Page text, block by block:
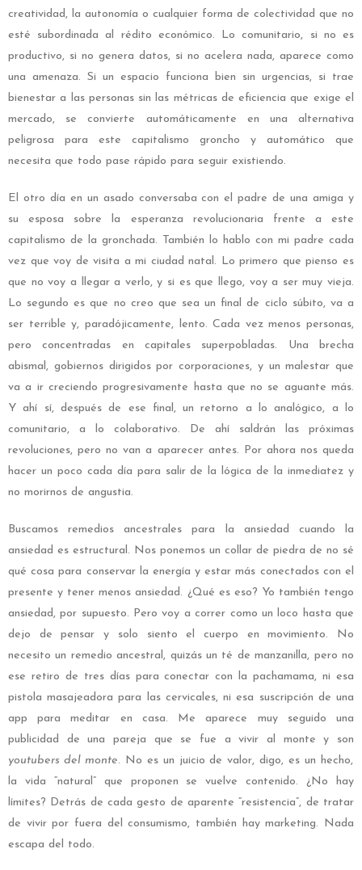
creatividad, la autonomía o cualquier forma de colectividad que no
esté subordinada al rédito económico. Lo comunitario, si no es
productivo, si no genera datos, si no acelera nada, aparece como
una amenaza. Si un espacio funciona bien sin urgencias, si trae
bienestar a las personas sin las métricas de eficiencia que exige el
mercado, se convierte automáticamente en una alternativa
peligrosa para este capitalismo groncho y automático que
necesita que todo pase rápido para seguir existiendo.
El otro día en un asado conversaba con el padre de una amiga y
su esposa sobre la esperanza revolucionaria frente a este
capitalismo de la gronchada. También lo hablo con mi padre cada
vez que voy de visita a mi ciudad natal. Lo primero que pienso es
que no voy a llegar a verlo, y si es que llego, voy a ser muy vieja.
Lo segundo es que no creo que sea un final de ciclo súbito, va a
ser terrible y, paradójicamente, lento. Cada vez menos personas,
pero concentradas en capitales superpobladas. Una brecha
abismal, gobiernos dirigidos por corporaciones, y un malestar que
va a ir creciendo progresivamente hasta que no se aguante más.
Y ahí sí, después de ese final, un retorno a lo analógico, a lo
comunitario, a lo colaborativo. De ahí saldrán las próximas
revoluciones, pero no van a aparecer antes. Por ahora nos queda
hacer un poco cada día para salir de la lógica de la inmediatez y
no morirnos de angustia.
Buscamos remedios ancestrales para la ansiedad cuando la
ansiedad es estructural. Nos ponemos un collar de piedra de no sé
qué cosa para conservar la energía y estar más conectados con el
presente y tener menos ansiedad. ¿Qué es eso? Yo también tengo
ansiedad, por supuesto. Pero voy a correr como un loco hasta que
dejo de pensar y solo siento el cuerpo en movimiento. No
necesito un remedio ancestral, quizás un té de manzanilla, pero no
ese retiro de tres días para conectar con la pachamama, ni esa
pistola masajeadora para las cervicales, ni esa suscripción de una
app para meditar en casa. Me aparece muy seguido una
publicidad de una pareja que se fue a vivir al monte y son
youtubers del monte. No es un juicio de valor, digo, es un hecho,
la vida “natural” que proponen se vuelve contenido. ¿No hay
límites? Detrás de cada gesto de aparente “resistencia”, de tratar
de vivir por fuera del consumismo, también hay marketing. Nada
escapa del todo.